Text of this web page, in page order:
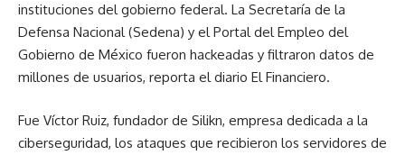
instituciones del gobierno federal. La Secretaría de la
Defensa Nacional (Sedena) y el Portal del Empleo del
Gobierno de México fueron hackeadas y filtraron datos de
millones de usuarios, reporta el diario El Financiero.
Fue Víctor Ruiz, fundador de Silikn, empresa dedicada a la
ciberseguridad, los ataques que recibieron los servidores de